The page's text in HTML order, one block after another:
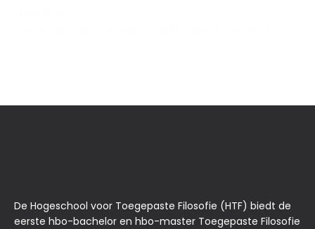
De Hogeschool voor Toegepaste Filosofie (HTF) biedt de
eerste hbo-bachelor en hbo-master Toegepaste Filosofie